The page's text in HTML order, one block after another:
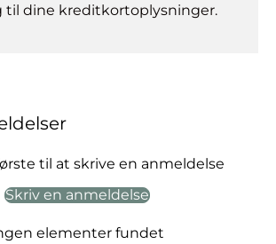
til dine kreditkortoplysninger.
til at skrive en anmeldelse
Skriv en anmeldelse
elementer fundet